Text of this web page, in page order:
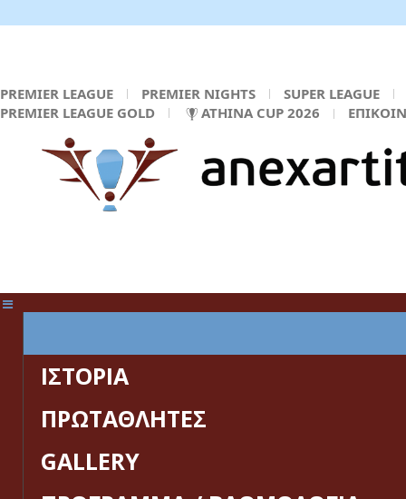
PREMIER LEAGUE PREMIER NIGHTS
SUPER LEAGUE
PREMIER LEAGUE GOLD
ATHINA CUP 2026
ΙΣΤΟΡΙΑ
ΠΡΩΤΑΘΛΗΤΕΣ
GALLERY